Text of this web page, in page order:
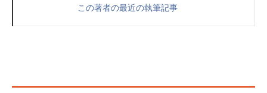
この著者の最近の執筆記事